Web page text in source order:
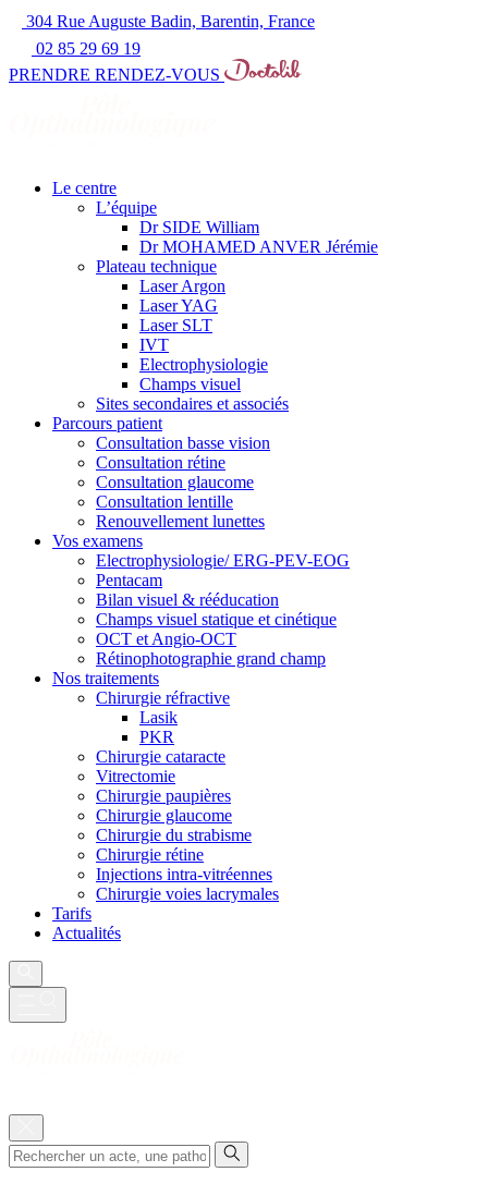
304 Rue Auguste Badin, Barentin, France
02 85 29 69 19
PRENDRE RENDEZ-VOUS
Le centre
L’équipe
Dr SIDE William
Dr MOHAMED ANVER Jérémie
Plateau technique
Laser Argon
Laser YAG
Laser SLT
IVT
Electrophysiologie
Champs visuel
Sites secondaires et associés
Parcours patient
Consultation basse vision
Consultation rétine
Consultation glaucome
Consultation lentille
Renouvellement lunettes
Vos examens
Electrophysiologie/ ERG-PEV-EOG
Pentacam
Bilan visuel & rééducation
Champs visuel statique et cinétique
OCT et Angio-OCT
Rétinophotographie grand champ
Nos traitements
Chirurgie réfractive
Lasik
PKR
Chirurgie cataracte
Vitrectomie
Chirurgie paupières
Chirurgie glaucome
Chirurgie du strabisme
Chirurgie rétine
Injections intra-vitréennes
Chirurgie voies lacrymales
Tarifs
Actualités